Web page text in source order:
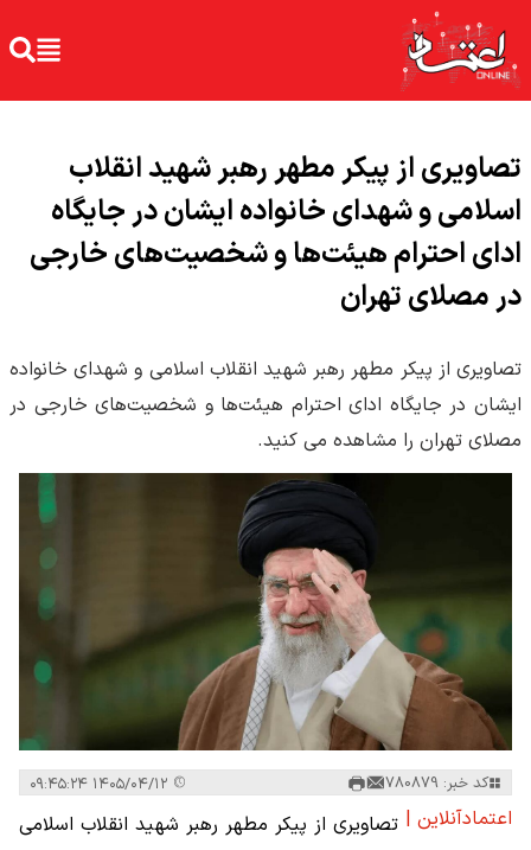
تصاویری از پیکر مطهر رهبر شهید انقلاب
اسلامی و شهدای خانواده ایشان در جایگاه
ادای احترام هیئت‌ها و شخصیت‌های خارجی
در مصلای تهران
تصاویری از پیکر مطهر رهبر شهید انقلاب اسلامی و شهدای خانواده
ایشان در جایگاه ادای احترام هیئت‌ها و شخصیت‌های خارجی در
مصلای تهران را مشاهده می کنید.
کد خبر: 780879
اعتمادآنلاین | تصاویری از پیکر مطهر رهبر شهید انقلاب اسلامی